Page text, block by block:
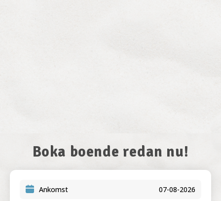
Boka boende redan nu!
Ankomst